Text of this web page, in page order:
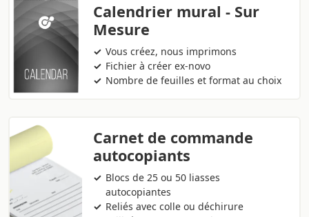
Calendrier mural - Sur
Mesure
Vous créez, nous imprimons
Fichier à créer ex-novo
Nombre de feuilles et format au choix
Carnet de commande
autocopiants
Blocs de 25 ou 50 liasses
autocopiantes
Reliés avec colle ou déchirure